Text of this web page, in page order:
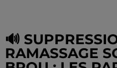
🔊
RAMASSAGE